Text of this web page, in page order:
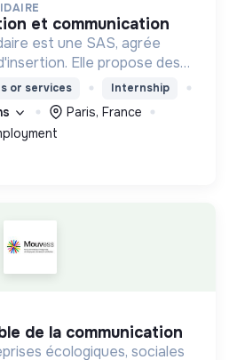
et communication
est une SAS, agrée
Elle propose des
locaux et solidaires dans
et Quartiers.
or services Internship
Paris, France
de la communication
écologiques, sociales